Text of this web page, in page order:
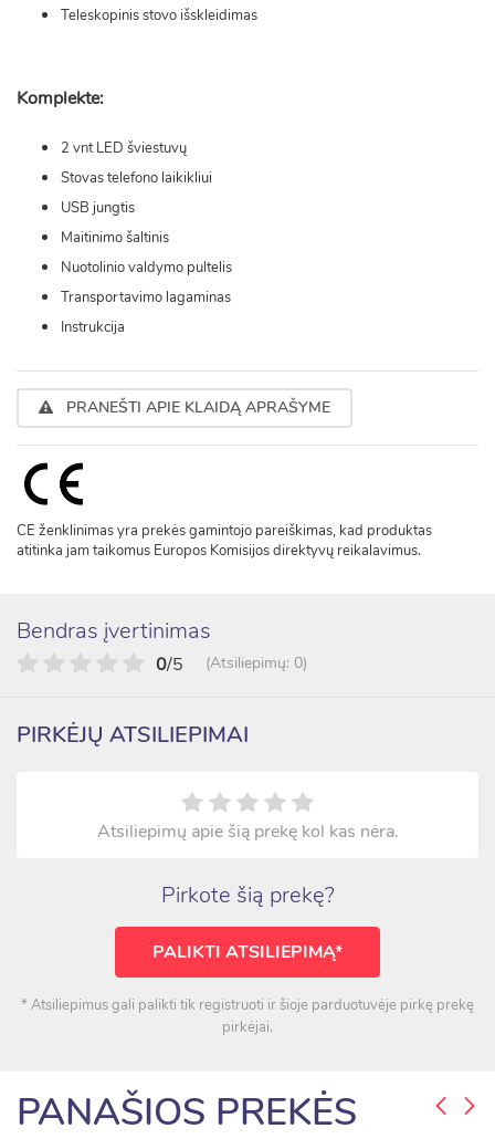
Teleskopinis stovo išskleidimas
Komplekte:
2 vnt LED šviestuvų
Stovas telefono laikikliui
USB jungtis
Maitinimo šaltinis
Nuotolinio valdymo pultelis
Transportavimo lagaminas
Instrukcija
PRANEŠTI APIE KLAIDĄ APRAŠYME
CE ženklinimas yra prekės gamintojo pareiškimas, kad produktas
atitinka jam taikomus Europos Komisijos direktyvų reikalavimus.
Bendras įvertinimas
0/5 (Atsiliepimų: 0)
PIRKĖJŲ ATSILIEPIMAI
Atsiliepimų apie šią prekę kol kas nėra.
Pirkote šią prekę?
PALIKTI ATSILIEPIMĄ*
* Atsiliepimus gali palikti tik registruoti ir šioje parduotuvėje pirkę prekę
pirkėjai.
PANAŠIOS PREKĖS